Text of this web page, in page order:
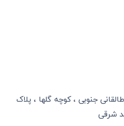
طالقانی جنوبی ، کوچه گلها ، پلاک